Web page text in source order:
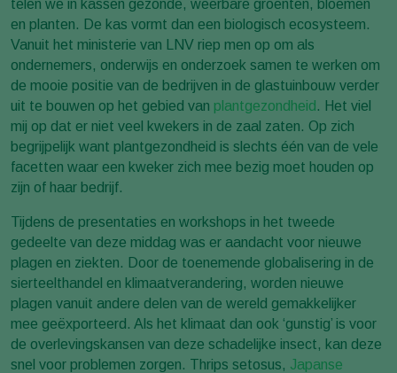
telen we in kassen gezonde, weerbare groenten, bloemen
en planten. De kas vormt dan een biologisch ecosysteem.
Vanuit het ministerie van LNV riep men op om als
ondernemers, onderwijs en onderzoek samen te werken om
de mooie positie van de bedrijven in de glastuinbouw verder
uit te bouwen op het gebied van plantgezondheid . Het viel
mij op dat er niet veel kwekers in de zaal zaten. Op zich
begrijpelijk want plantgezondheid is slechts één van de vele
facetten waar een kweker zich mee bezig moet houden op
zijn of haar bedrijf.
Tijdens de presentaties en workshops in het tweede
gedeelte van deze middag was er aandacht voor nieuwe
plagen en ziekten. Door de toenemende globalisering in de
sierteelthandel en klimaatverandering, worden nieuwe
plagen vanuit andere delen van de wereld gemakkelijker
mee geëxporteerd. Als het klimaat dan ook ‘gunstig’ is voor
de overlevingskansen van deze schadelijke insect, kan deze
snel voor problemen zorgen. Thrips setosus, Japanse